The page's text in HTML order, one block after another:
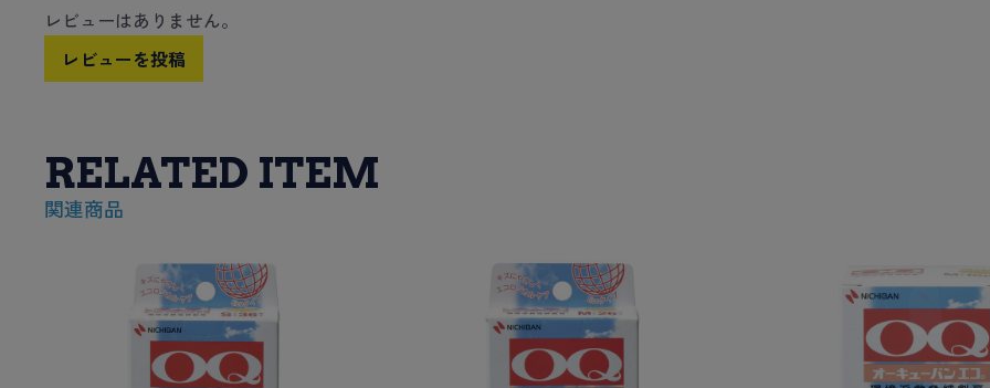
レビューはありません。
レビューを投稿
RELATED ITEM
関連商品